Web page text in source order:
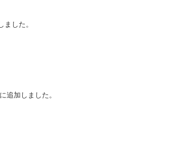
ました。
追加しました。